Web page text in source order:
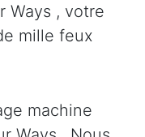
Ways , votre
mille feux
machine